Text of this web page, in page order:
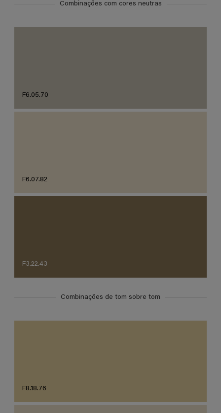
Combinações com cores neutras
F6.05.70
F6.07.82
F3.22.43
Combinações de tom sobre tom
F8.18.76